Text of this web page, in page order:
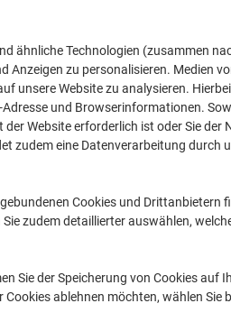
Aktuell verfügbar Lieferung 3-4
Versand durch Lieferanten
Menge
Lieferinformationen
ähnliche Technologien (zusammen
Anzeigen zu personalisieren. Medien
unsere Website zu analysieren.
und Browserinformationen.
Website erforderlich ist oder Sie der
zudem eine Datenverarbeitung durch
Cookies und Drittanbietern
zudem detaillierter auswählen,
Sie der Speicherung von Cookies auf
ablehnen möchten, wählen Sie